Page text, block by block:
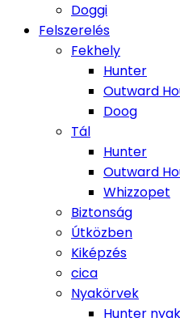
Doggi
Felszerelés
Fekhely
Hunter
Outward
Doog
Tál
Hunter
Outward
Whizzopet
Biztonság
Útközben
Kiképzés
cica
Nyakörvek
Hunter